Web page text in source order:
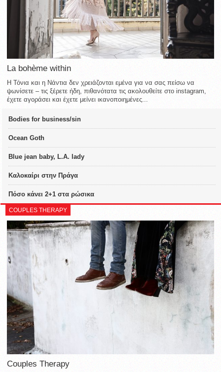
La bohème within
Η Τόνια και η Νάντια δεν χρειάζονται εμένα για να σας πείσω να
ψωνίσετε – τις ξέρετε ήδη, πιθανότατα τις ακολουθείτε στο instagram,
έχετε αγοράσει και έχετε μείνει ικανοποιημένες...
Bodies for business/sin
Ocean Goth
Blue jean baby, L.A. lady
Καλοκαίρι στην Πράγα
Πόσο κάνει 2+1 στα ρώσικα
COUPLES THERAPY
Couples Therapy